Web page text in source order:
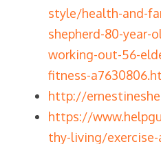
style/health-and-
shepherd-80-year-
working-out-56-
fitness-
http://
https://
thy-living/